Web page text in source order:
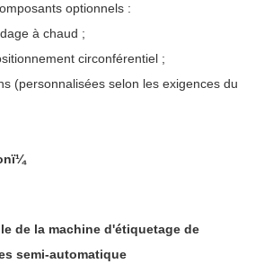
optionnels :
à chaud ;
circonférentiel ;
(personnalisées selon les exigences du
de la machine d'étiquetage de
semi-automatique